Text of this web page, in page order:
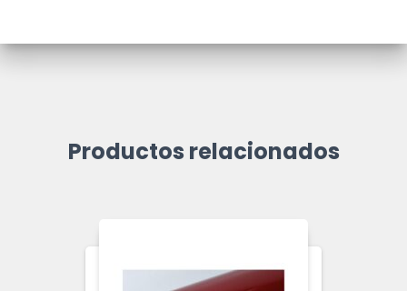
Productos relacionados